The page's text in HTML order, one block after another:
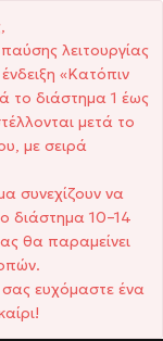
λειτουργίας
«Κατόπιν
το διάστημα 1 έως
μετά το
με σειρά
συνεχίζουν να
διάστημα 10–14
θα παραμείνει
σας ευχόμαστε ένα